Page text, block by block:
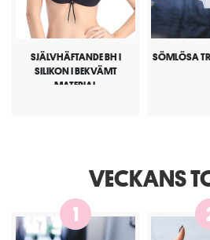
SJÄLVHÄFTANDE BH I
SILIKON I BEKVÄMT
MATERIAL
SÖMLÖSA
VECKANS
1